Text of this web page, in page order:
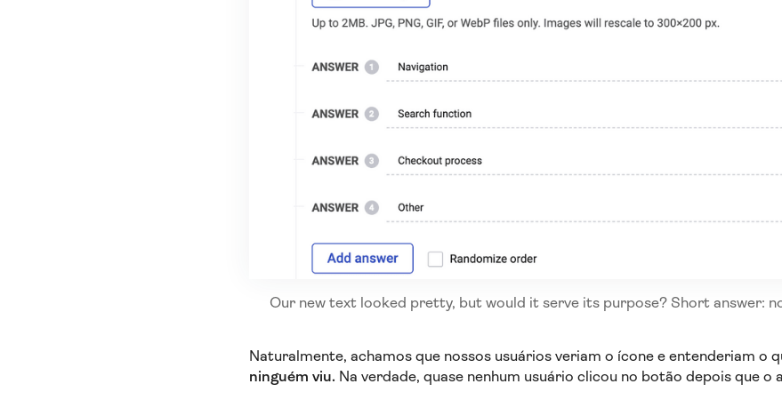
Our new text looked pretty, but would it serve its purpose? Short answer:
Naturalmente, achamos que nossos usuários veriam o ícone e entenderiam o
ninguém viu. Na verdade, quase nenhum usuário clicou no botão depois que o